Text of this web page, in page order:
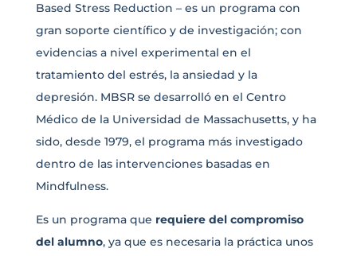
Based Stress Reduction – es un programa con
gran soporte científico y de investigación; con
evidencias a nivel experimental en el
tratamiento del estrés, la ansiedad y la
depresión. MBSR se desarrolló en el Centro
Médico de la Universidad de Massachusetts, y ha
sido, desde 1979, el programa más investigado
dentro de las intervenciones basadas en
Mindfulness.
Es un programa que requiere del compromiso
del alumno, ya que es necesaria la práctica unos